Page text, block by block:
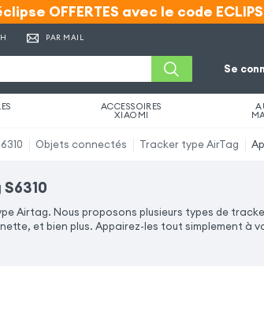
OFFERTES avec le code
OFFERTES avec le code
PAR MAIL
Se
ACCESSOIRES
XIAOMI
Objets connectés Tracker type AirTag
Airtag. Nous proposons plusieurs types de
et bien plus. Appairez-les tout simplement à